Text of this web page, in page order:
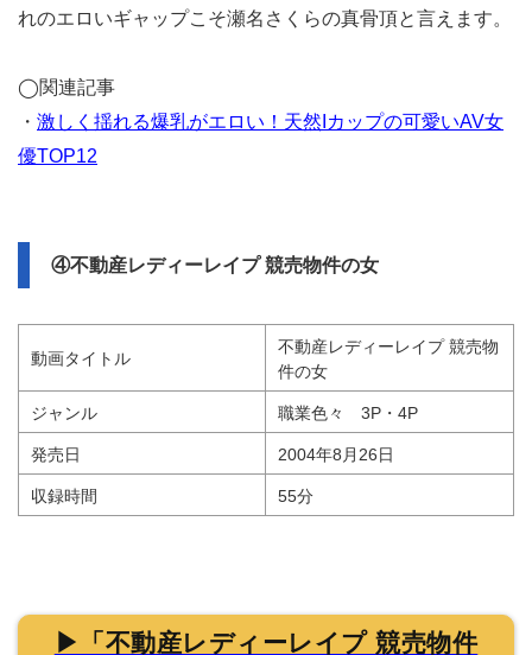
れのエロいギャップこそ瀬名さくらの真骨頂と言えます。
◯関連記事
・ 激しく揺れる爆乳がエロい！天然Iカップの可愛いAV女
優TOP12
④不動産レディーレイプ 競売物件の女
動画タイトル
不動産レディーレイプ 競売物
件の女
ジャンル 職業色々 3P・4P
発売日 2004年8月26日
収録時間 55分
▶「不動産レディーレイプ 競売物件